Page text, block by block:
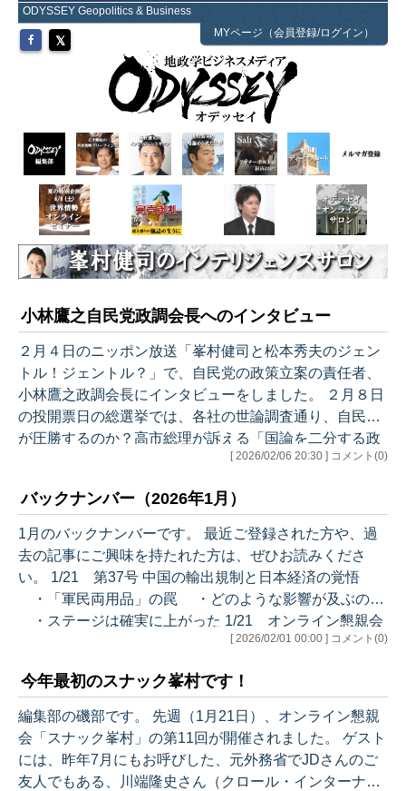
ODYSSEY Geopolitics & Business
MYページ（会員登録/ログイン）
小林鷹之自民党政調会長へのインタビュー
２月４日のニッポン放送「峯村健司と松本秀夫のジェン
トル！ジェントル？」で、自民党の政策立案の責任者、
小林鷹之政調会長にインタビューをしました。 ２月８日
の投開票日の総選挙では、各社の世論調査通り、自民党
が圧勝するのか？高市総理が訴える「国論を二分する政
策」とは？選挙後、新政権はどのような政策に重点を置
林政調会長がメディアのインタビューに応じるのはこの
番組だけです。ぜひご覧ください。 ※ここからはメルマ
ガでの解説になります。目次は以下のとおりです。 ＊＊
＊＊＊＊＊＊＊＊＊ 小林鷹之自民党政調会長へのインタ
ビュー ＊＊＊＊＊＊＊＊＊＊＊ ●選挙…
[ 2026/02/06 20:30 ] コメント(0)
バックナンバー（2026年1月）
1月のバックナンバーです。 最近ご登録された方や、過
去の記事にご興味を持たれた方は、ぜひお読みくださ
い。 1/21 第37号 中国の輸出規制と日本経済の覚悟
・「軍民両用品」の罠 ・どのような影響が及ぶのか
・ステージは確実に上がった 1/21 オンライン懇親会
「スナック峯村」第11回 ゲストには、元外務省で石井順
ターナショナル、近くインドに赴任予定）、それに石井
さんをお迎えしました 1/27 第38号 今年最初のスナッ
ク峯村です！（第11回のご報告）配信はこちらからお願
いします。 過去のバックナンバーはこちらをご覧くださ
い。…
[ 2026/02/01 00:00 ] コメント(0)
今年最初のスナック峯村です！
編集部の磯部です。 先週（1月21日）、オンライン懇親
会「スナック峯村」の第11回が開催されました。 ゲスト
には、昨年7月にもお呼びした、元外務省でJDさんのご
友人でもある、川端隆史さん（クロール・インターナシ